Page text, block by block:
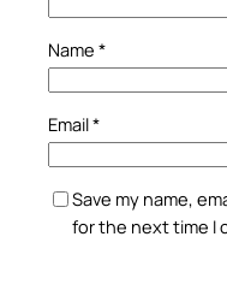
Name *
Email*
Save my name,
for the next time I